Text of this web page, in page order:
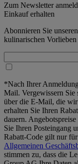
Zum Newsletter
Einkauf erhalten
Abonnieren Sie
kulinarischen
*Nach Ihrer
Mail. Vergewissern Sie
über die E-Mail, die wir
erhalten Sie Ihren
dauern.
Sie Ihren Posteingang
Rabatt-Code gilt nur
Allgemeinen
stimmen zu, dass die